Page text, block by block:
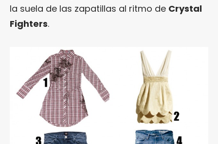
la suela de las zapatillas al ritmo de Crystal
Fighters.